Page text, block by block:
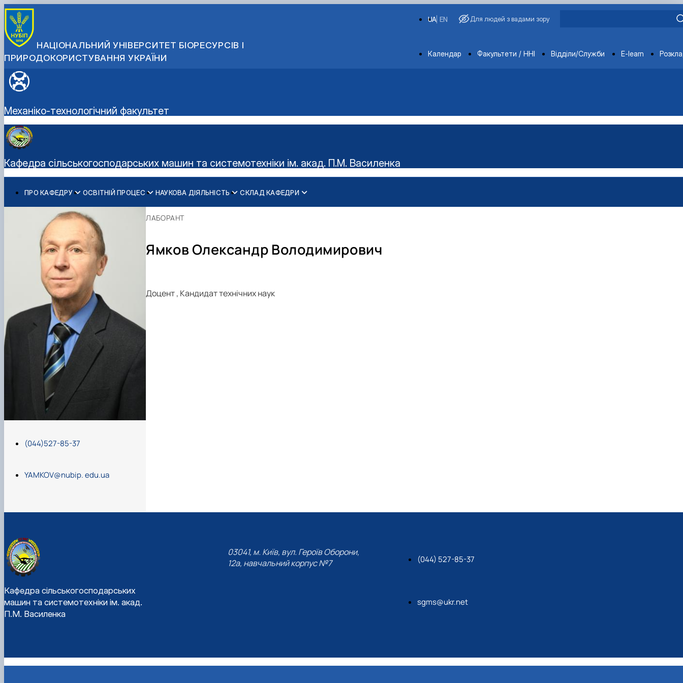
НАЦІОНАЛЬНИЙ УНІВЕРСИТЕТ БІОРЕСУРСІВ І
ПРИРОДОКОРИСТУВАННЯ УКРАЇНИ
EN
UA Для людей з вадами зору
Departments
Календар Факультети / ННІ Відділи/Служби E-learn
Механіко-технологічний факультет
Кафедра сільськогосподарських машин та системотехніки ім. акад. П.М. Василенка
ПРО КАФЕДРУ
Історія кафедри
Державні нагороди та відзнаки
ОСВІТНІЙ ПРОЦЕС
Робочі програми
Дипломне проектування
НАУКОВА ДІЯЛЬНІСТЬ
Наукова робота на кафедрі
Студентські наукові гуртки
СКЛАД КАФЕДРИ
Гуменюк Юрій Олегович
Войтюк Дмитро Григорович
Теслюк Віктор Васильович
Мартишко Віктор Миколайович
Онищенко Володимир Борисович
Курка Віталій Петрович
Росамаха Юрій Олександрович
Деркач Олексій Павлович
Сівак Ігор Миколайович
Лавріненко Олександр Тимофійович
Онищенко Борис Володимирович
Волянський Михайло Станіславович
Вечера Олег Миколайович
Карлаш Олександр Петрович
Гаркуша Наталія Миколаївна
Кіру Валентина Василівна
Ямков Олександр Володимирович
Білоконь Ольга Борисівна
(044)527-85-37
YAMKOV@nubip. edu.ua
Ямков Олександр Володимирович
ЛАБОРАНТ
Доцент, Кандидат технічних наук
Кафедра сільськогосподарських
машин та системотехніки ім. акад.
П.М. Василенка
03041, м. Київ, вул. Героїв Оборони,
12а, навчальний корпус №7
(044) 527-85-37
sgms@ukr.net